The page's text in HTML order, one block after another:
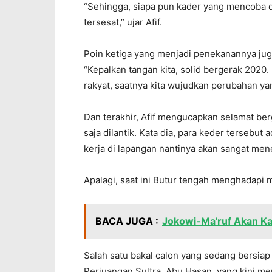
“Sehingga, siapa pun kader yang
tersesat,” ujar Afif.
Poin ketiga yang menjadi penekanannya
“Kepalkan tangan kita, solid bergerak
rakyat, saatnya kita wujudkan perubahan
Dan terakhir, Afif mengucapkan selamat
saja dilantik. Kata dia, para keder tersebut
kerja di lapangan nantinya akan sangat
Apalagi, saat ini Butur tengah menghadapi
BACA JUGA : Jokowi-Ma'ruf Akan
Salah satu bakal calon yang sedang